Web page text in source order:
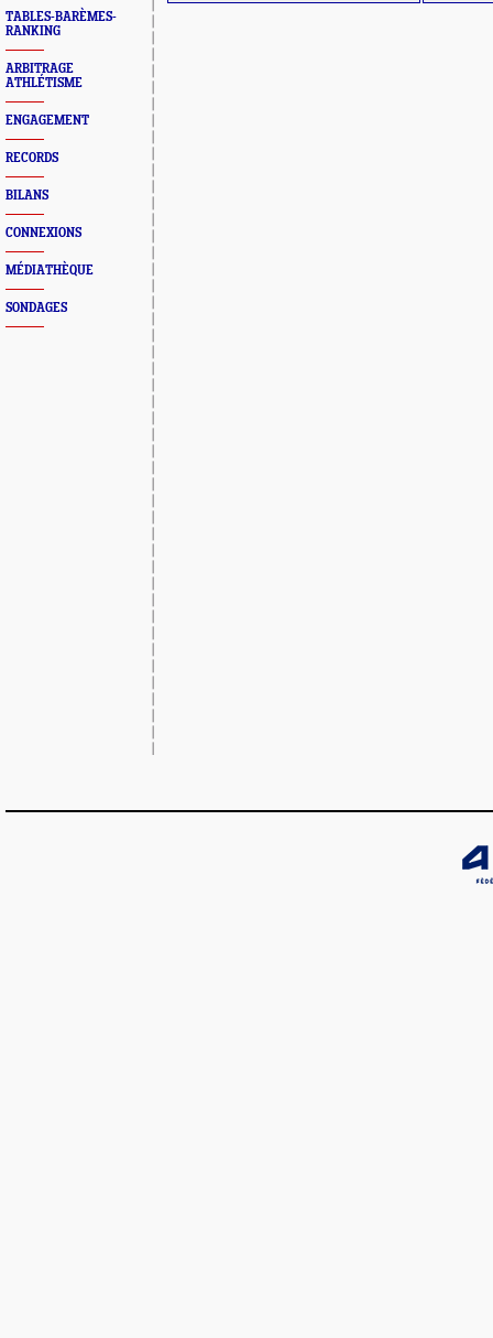
TABLES-BARÈMES-
RANKING
ARBITRAGE
ATHLÉTISME
ENGAGEMENT
RECORDS
BILANS
CONNEXIONS
MÉDIATHÈQUE
SONDAGES